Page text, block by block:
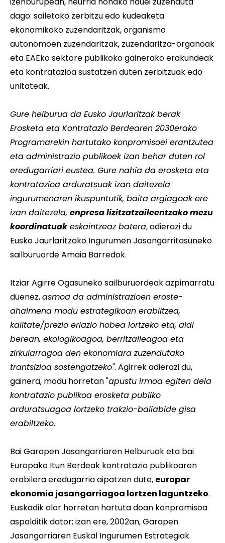
dago: sailetako zerbitzu edo kudeaketa
ekonomikoko zuzendaritzak, organismo
autonomoen zuzendaritzak, zuzendaritza-organoak
eta EAEko sektore publikoko gainerako erakundeak
eta kontratazioa sustatzen duten zerbitzuak edo
unitateak.
Gure helburua da Eusko Jaurlaritzak berak
Erosketa eta Kontratazio Berdearen 2030erako
Programarekin hartutako konpromisoei erantzutea
eta administrazio publikoek izan behar duten rol
eredugarriari eustea. Gure nahia da erosketa eta
kontratazioa arduratsuak izan daitezela
ingurumenaren ikuspuntutik, baita argiagoak ere
izan daitezela, enpresa lizitzatzaileentzako mezu
koordinatuakeskaintzeaz batera, adierazi du
Eusko Jaurlaritzako Ingurumen Jasangarritasuneko
sailburuorde Amaia Barredok.
Itziar Agirre Ogasuneko sailburuordeak azpimarratu
duenez, asmoa da administrazioen eroste-
ahalmena modu estrategikoan erabiltzea,
kalitate/prezio erlazio hobea lortzeko eta, aldi
berean, ekologikoagoa, berritzaileagoa eta
zirkularragoa den ekonomiara zuzendutako
trantsizioa sostengatzeko". Agirrek adierazi du,
gainera, modu horretan "apustu irmoa egiten dela
kontratazio publikoa erosketa publiko
arduratsuagoa lortzeko trakzio-baliabide gisa
erabiltzeko.
Bai Garapen Jasangarriaren Helburuak eta bai
Europako Itun Berdeak kontratazio publikoaren
erabilera eredugarria aipatzen dute, europar
ekonomia jasangarriagoa lortzen laguntzeko.
Euskadik alor horretan hartuta doan konpromisoa
aspalditik dator; izan ere, 2002an, Garapen
Jasangarriaren Euskal Ingurumen Estrategiak